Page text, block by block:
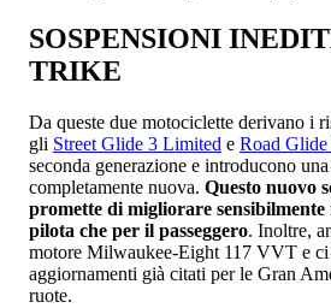
SOSPENSIONI
TRIKE
Da queste due motociclette derivano i
gli Street Glide 3 Limited e Road Glide
seconda generazione e introducono
completamente nuova. Questo nuovo
promette di migliorare
pilota che per il passeggero. Inoltre,
motore Milwaukee-Eight 117 VVT e
aggiornamenti già citati per le Gran
ruote.